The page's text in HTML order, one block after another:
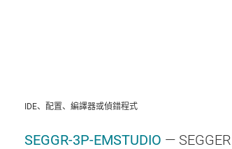
IDE、配置、編譯器或偵錯程式
SEGGR-3P-EMSTUDIO —